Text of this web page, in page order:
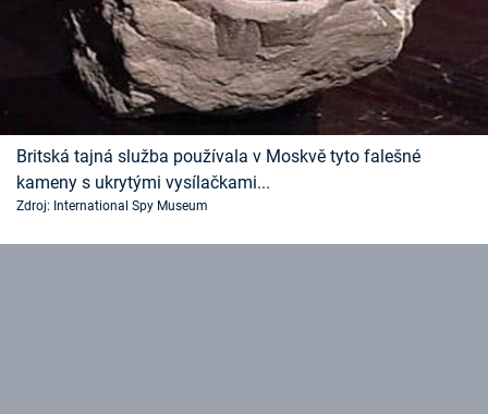
Britská tajná služba používala v Moskvě tyto falešné
kameny s ukrytými vysílačkami...
Zdroj: International Spy Museum